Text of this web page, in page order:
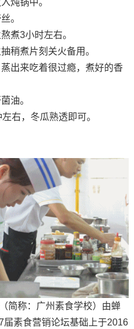
炖锅中。
。
煮3小时左右。
稍煮片刻关火备用。
出来吃着很过瘾，煮好的香
油。
右，冬瓜熟透即可。
简称：广州素食学校）由蝉
素食营销论坛基础上于2016